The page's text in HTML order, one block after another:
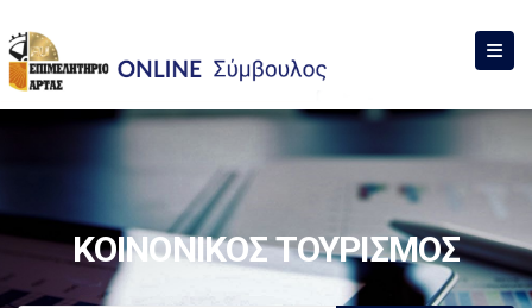
ΚΟΙΝΟΝΙΚΟΣ ΤΟΥΡΙΣΜΟΣ